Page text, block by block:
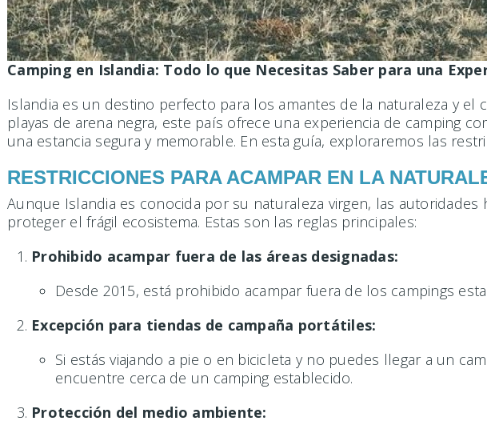
Camping en Islandia: Todo lo que Necesitas Saber para una
Islandia es un destino perfecto para los amantes de la naturaleza y el
playas de arena negra, este país ofrece una experiencia de camping
una estancia segura y memorable. En esta guía, exploraremos las
RESTRICCIONES PARA ACAMPAR EN LA
Aunque Islandia es conocida por su naturaleza virgen, las
proteger el frágil ecosistema. Estas son las reglas principales:
Prohibido acampar fuera de las áreas designadas:
Desde 2015, está prohibido acampar fuera de los campings
Excepción para tiendas de campaña portátiles:
Si estás viajando a pie o en bicicleta y no puedes llegar a un
encuentre cerca de un camping establecido.
Protección del medio ambiente: